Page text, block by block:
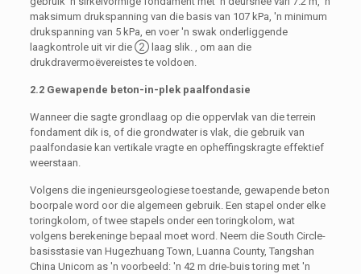
maksimum drukspanning van die basis van 107 kPa, 'n minimum
drukspanning van 5 kPa, en voer 'n swak onderliggende
laagkontrole uit vir die ② laag slik. , om aan die
drukdravermoëvereistes te voldoen.
2.2 Gewapende beton-in-plek paalfondasie
Wanneer die sagte grondlaag op die oppervlak van die terrein
fondament dik is, of die grondwater is vlak, die gebruik van
paalfondasie kan vertikale vragte en opheffingskragte effektief
weerstaan.
Volgens die ingenieursgeologiese toestande, gewapende beton
boorpale word oor die algemeen gebruik. Een stapel onder elke
toringkolom, of twee stapels onder een toringkolom, wat
volgens berekeninge bepaal moet word. Neem die South Circle-
basisstasie van Hugezhuang Town, Luanna County, Tangshan
China Unicom as 'n voorbeeld: 'n 42 m drie-buis toring met 'n